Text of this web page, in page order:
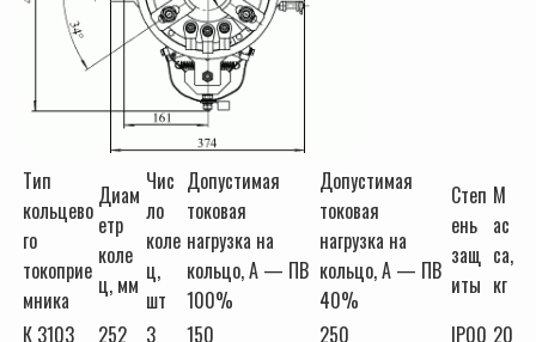
Тип
кольцево
го
токоприе
мника
Диам
етр
коле
ц, мм
Чис
ло
коле
ц,
шт
Допустимая
токовая
нагрузка на
кольцо, А — ПВ
100%
Допустимая
токовая
нагрузка на
кольцо, А — ПВ
40%
Степ
ень
защ
иты
М
ас
са,
кг
К 3103
252 3 150 250 IP00 20